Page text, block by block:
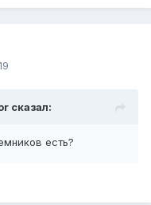
сказал:
есть?